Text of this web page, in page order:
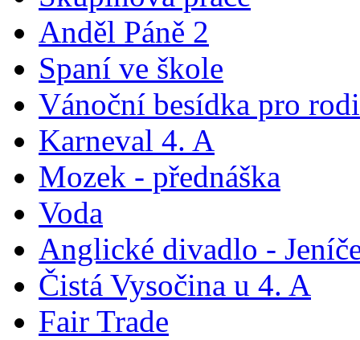
Anděl Páně 2
Spaní ve škole
Vánoční besídka pro
Karneval 4. A
Mozek - přednáška
Voda
Anglické divadlo -
Čistá Vysočina u 4. A
Fair Trade